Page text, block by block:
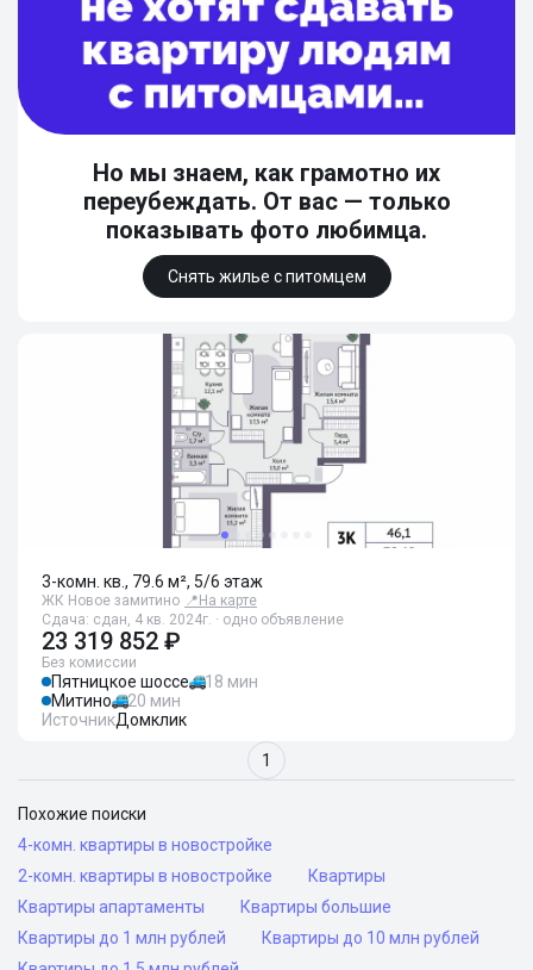
Но мы знаем, как грамотно их
переубеждать. От вас — только
показывать фото любимца.
Снять жилье с питомцем
3-комн. кв., 79.6 м², 5/6 этаж
ЖК Новое замитино 📍 На карте
Сдача: сдан, 4 кв. 2024г. · одно объявление
23 319 852 ₽
Без комиссии
Пятницкое шоссе
18 мин
Митино
20 мин
ИсточникДомклик
1
Похожие поиски
4-комн. квартиры в новостройке
2-комн. квартиры в новостройке
Квартиры
Квартиры апартаменты
Квартиры большие
Квартиры до 1 млн рублей
Квартиры до 10 млн рублей